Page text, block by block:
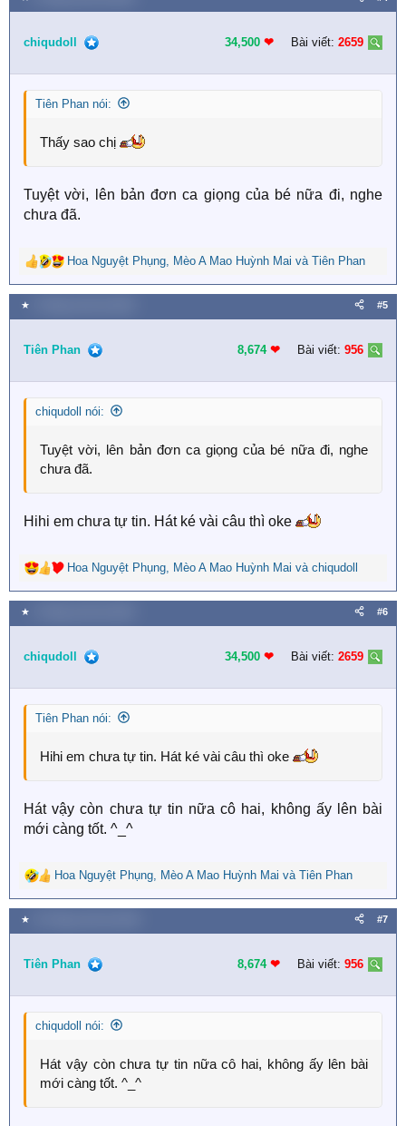
c
i
n
s
chiqudoll 34,500 ❤︎ Bài viết: 2659
Tiên Phan nói:
Thấy sao chị
Tuyệt vời, lên bản đơn ca giọng của bé nữa đi, nghe
chưa đã.
R
e
a
c
i
n
s
Hoa Nguyệt Phụng Mèo A Mao Huỳnh Mai và Tiên Phan
★ #5
Tiên Phan 8,674 ❤︎ Bài viết: 956
chiqudoll nói:
Tuyệt vời, lên bản đơn ca giọng của bé nữa đi, nghe
chưa đã.
Hihi em chưa tự tin. Hát ké vài câu thì oke
R
e
a
c
i
n
s
Hoa Nguyệt Phụng Mèo A Mao Huỳnh Mai và chiqudoll
★ #6
chiqudoll 34,500 ❤︎ Bài viết: 2659
Tiên Phan nói:
Hihi em chưa tự tin. Hát ké vài câu thì oke
Hát vậy còn chưa tự tin nữa cô hai, không ấy lên bài
mới càng tốt. ^_^
R
e
a
c
i
n
s
Hoa Nguyệt Phụng Mèo A Mao Huỳnh Mai và Tiên Phan
★ #7
Tiên Phan 8,674 ❤︎ Bài viết: 956
chiqudoll nói:
Hát vậy còn chưa tự tin nữa cô hai, không ấy lên bài
mới càng tốt. ^_^